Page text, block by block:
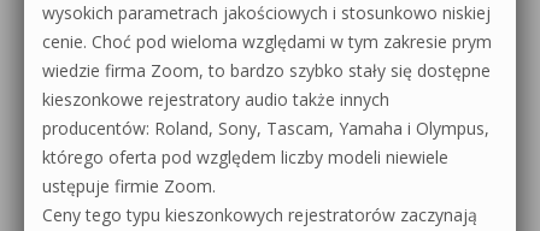
wysokich parametrach jakościowych i stosunkowo niskiej
cenie. Choć pod wieloma względami w tym zakresie prym
wiedzie firma Zoom, to bardzo szybko stały się dostępne
kieszonkowe rejestratory audio także innych
producentów: Roland, Sony, Tascam, Yamaha i Olympus,
którego oferta pod względem liczby modeli niewiele
ustępuje firmie Zoom.
Ceny tego typu kieszonkowych rejestratorów zaczynają